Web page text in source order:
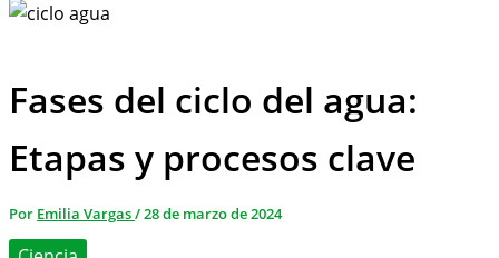
Fases del ciclo del agua:
Etapas y procesos clave
Por Emilia Vargas/28 de marzo de 2024